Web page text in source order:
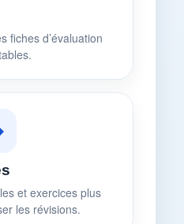
fiches d’évaluation
et exercices plus
les révisions.